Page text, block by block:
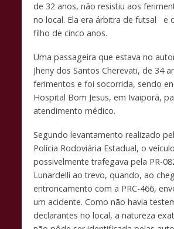
de 32 anos, não resistiu aos
no local. Ela era árbitra de futsal e
filho de cinco anos.
Uma passageira que estava no
Jheny dos Santos Cherevati, de 34
ferimentos e foi socorrida, sendo
Hospital Bom Jesus, em Ivaiporã,
atendimento médico.
Segundo levantamento realizado
Polícia Rodoviária Estadual, o veículo
possivelmente trafegava pela PR-
Lunardelli ao trevo, quando, ao
entroncamento com a PRC-466,
um acidente. Como não havia
declarantes no local, a natureza